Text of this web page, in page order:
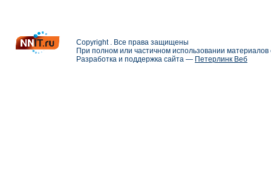
Copyright . Все права защищены
При полном или частичном использовании
Разработка и поддержка сайта — Петерлинк Веб